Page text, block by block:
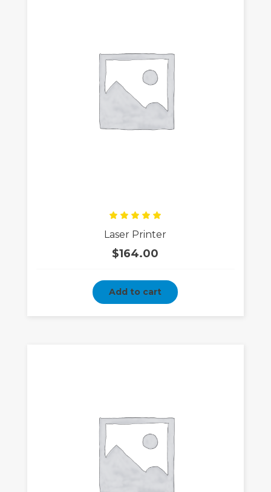
5.00
of 5
Laser Printer
$164.00
Add to cart